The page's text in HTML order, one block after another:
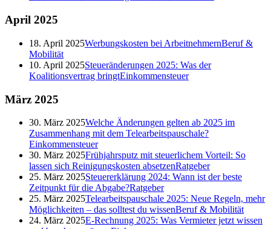
April 2025
18. April 2025Werbungskosten bei ArbeitnehmernBeruf &
Mobilität
10. April 2025Steueränderungen 2025: Was der
Koalitionsvertrag bringtEinkommensteuer
März 2025
30. März 2025Welche Änderungen gelten ab 2025 im
Zusammenhang mit dem Telearbeitspauschale?
Einkommensteuer
30. März 2025Frühjahrsputz mit steuerlichem Vorteil: So
lassen sich Reinigungskosten absetzenRatgeber
25. März 2025Steuererklärung 2024: Wann ist der beste
Zeitpunkt für die Abgabe?Ratgeber
25. März 2025Telearbeitspauschale 2025: Neue Regeln, mehr
Möglichkeiten – das solltest du wissenBeruf & Mobilität
24. März 2025E-Rechnung 2025: Was Vermieter jetzt wissen